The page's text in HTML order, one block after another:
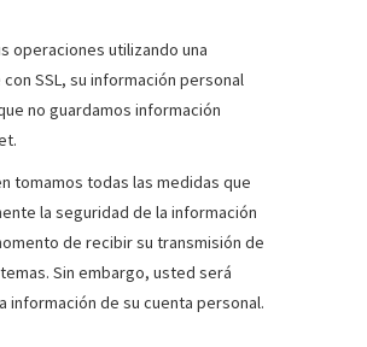
operaciones utilizando una
SSL, su información personal
no guardamos información
tomamos todas las medidas que
la seguridad de la información
de recibir su transmisión de
Sin embargo, usted será
de su cuenta personal.